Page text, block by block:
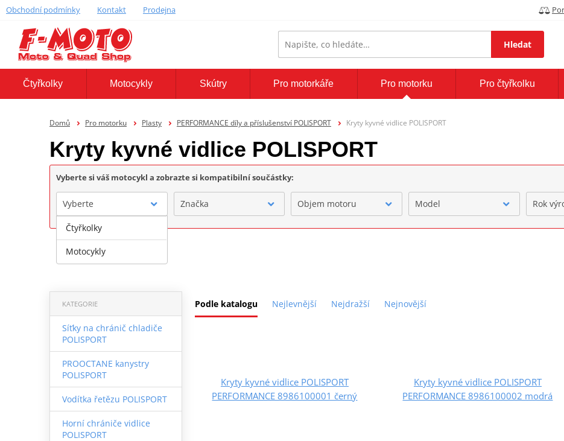
Obchodní podmínky Kontakt Prodejna
Hledat
Čtyřkolky Motocykly Skútry Pro motorkáře Pro motorku Pro čtyřkolku
Domů Pro motorku Plasty PERFORMANCE díly a příslušenství POLISPORT Kryty kyvné vidlice POLISPORT
Kryty kyvné vidlice POLISPORT
Vyberte si váš motocykl a zobrazte si kompatibilní součástky:
Vyberte Značka Objem motoru Model Rok
Podle katalogu Nejlevnější Nejdražší Nejnovější
KATEGORIE
Síťky na chránič chladiče
POLISPORT
PROOCTANE kanystry
POLISPORT
Vodítka řetězu POLISPORT
Horní chrániče vidlice
POLISPORT
Kryty kyvné vidlice POLISPORT
PERFORMANCE 8986100001 černý
Kryty kyvné vidlice POLISPORT
PERFORMANCE 8986100002 modrá
Čtyřkolky
Motocykly